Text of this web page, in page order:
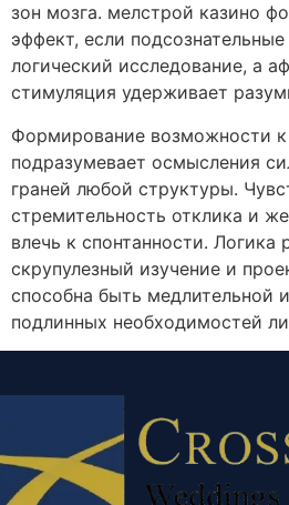
зон мозга. мелстрой казино
эффект, если
логический исследование, а
стимуляция удерживает
Формирование возможности
подразумевает осмысления
граней любой структуры.
стремительность отклика и
влечь к спонтанности. Логика
скрупулезный изучение и
способна быть медлительной
подлинных необходимостей